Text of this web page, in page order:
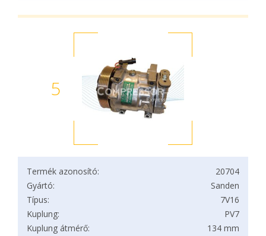
5
Termék azonosító:
20704
Gyártó:
Sanden
Típus:
7V16
Kuplung:
PV7
Kuplung átmérő:
134 mm